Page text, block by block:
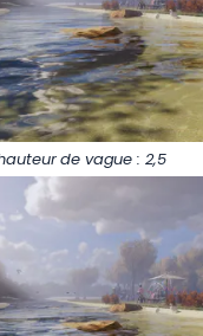
de vague : 2,5